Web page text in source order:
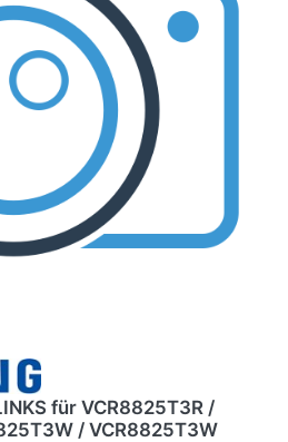
für VCR8825T3R /
/ VCR8825T3W